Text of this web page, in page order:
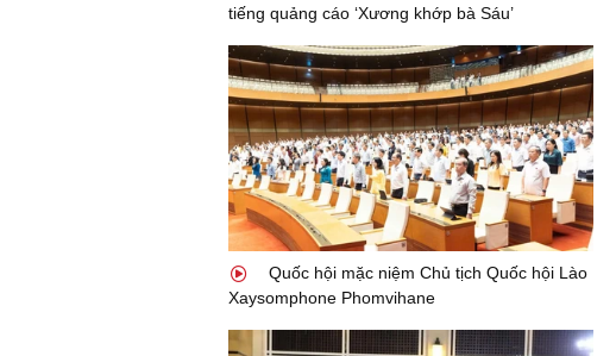
tiếng quảng cáo ‘Xương khớp bà Sáu’
Quốc hội mặc niệm Chủ tịch Quốc hội Lào
Xaysomphone Phomvihane